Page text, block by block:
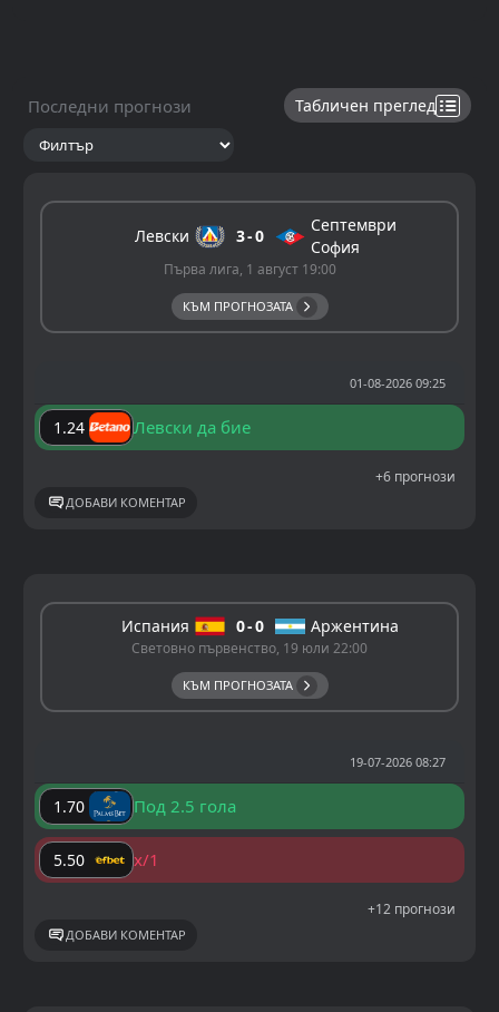
Последни прогнози Табличен преглед
Левски 3 0
Септември
София
Първа лига, 1 август 19:00
КЪМ ПРОГНОЗАТА
01-08-2026 09:25
1.24 Левски да бие
+6 прогнози
ДОБАВИ КОМЕНТАР
Испания 0 0 Аржентина
Световно първенство, 19 юли 22:00
КЪМ ПРОГНОЗАТА
19-07-2026 08:27
1.70 Под 2.5 гола
5.50 x/1
+12 прогнози
ДОБАВИ КОМЕНТАР